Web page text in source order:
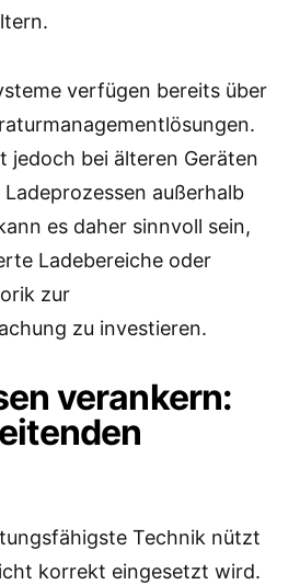
verfügen bereits über
jedoch bei älteren Geräten
außerhalb
es daher sinnvoll sein,
Ladebereiche oder
zur
zu investieren.
verankern:
Technik nützt
korrekt eingesetzt wird.